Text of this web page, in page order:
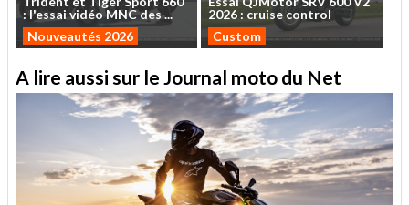
: l'essaividéo MNCdes...
Nouveautés 2026
2026 : cruise control
Custom
A lire aussi sur le Journal moto du Net